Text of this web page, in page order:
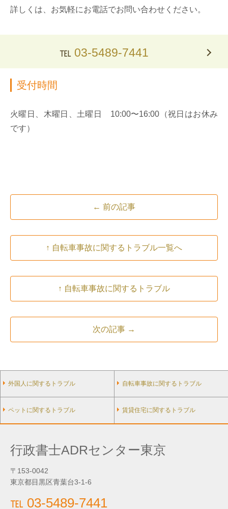
詳しくは、お気軽にお電話でお問い合わせください。
℡ 03-5489-7441
受付時間
火曜日、木曜日、土曜日 10:00〜16:00（祝日はお休み
です）
← 前の記事
↑ 自転車事故に関するトラブル一覧へ
↑ 自転車事故に関するトラブル
次の記事 →
外国人に関するトラブル 自転車事故に関するトラブル
ペットに関するトラブル 賃貸住宅に関するトラブル
行政書士ADRセンター東京
〒153-0042
東京都目黒区青葉台3-1-6
℡ 03-5489-7441